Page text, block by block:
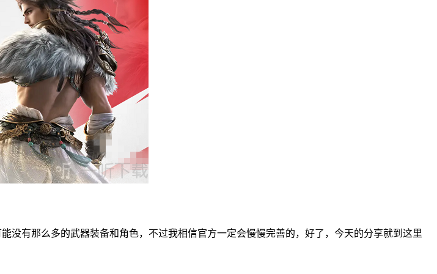
没有那么多的武器装备和角色，不过我相信官方一定会慢慢完善的，好了，今天的分享就到这里